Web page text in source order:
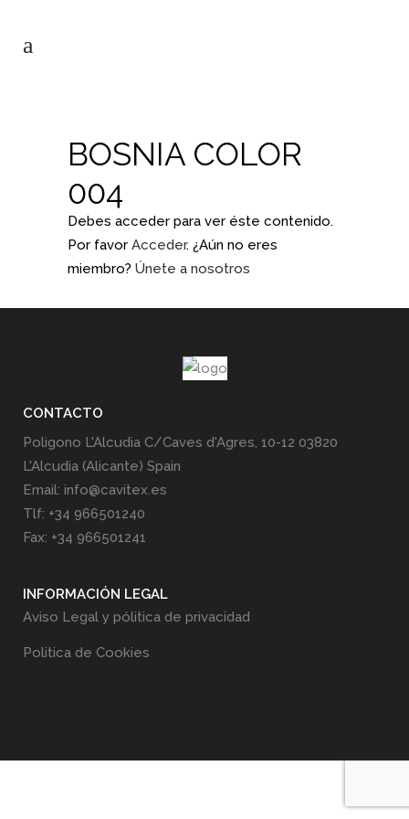
BOSNIA COLOR
004
Debes acceder para ver éste contenido.
Por favor Acceder. ¿Aún no eres
miembro? Únete a nosotros
CONTACTO
Poligono L'Alcudia C/Caves d'Agres, 10-12 03820
L'Alcudia (Alicante) Spain
Email: info@cavitex.es
Tlf: +34 966501240
Fax: +34 966501241
INFORMACIÓN LEGAL
Aviso Legal y pólitica de privacidad
Politica de Cookies